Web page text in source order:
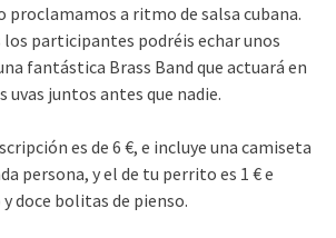
proclamamos a ritmo de salsa cubana.
los participantes podréis echar unos
fantástica Brass Band que actuará en
juntos antes que nadie.
es de 6 €, e incluye una camiseta
persona, y el de tu perrito es 1 € e
doce bolitas de pienso.